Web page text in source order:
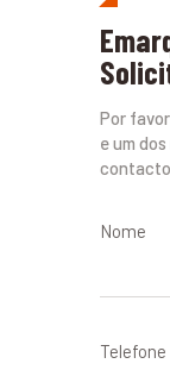
Por
e um
contacto
Nome
Telefone